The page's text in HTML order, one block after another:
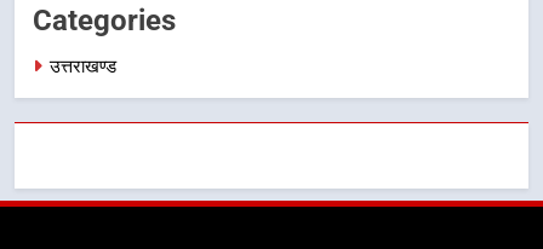
भारी बारिश का अलर्ट! 6 अगस्त को
Categories
उत्तराखण्ड